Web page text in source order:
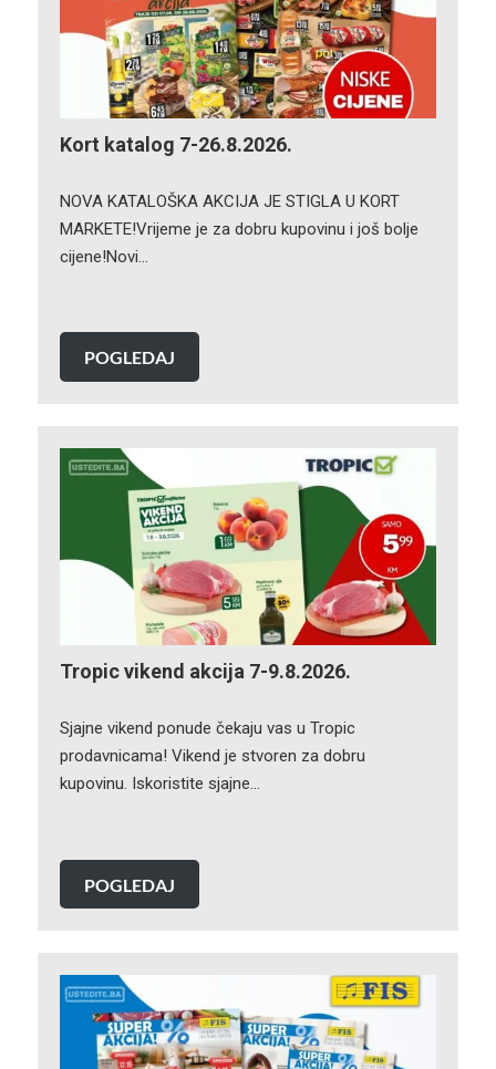
Kort katalog 7-26.8.2026.
NOVA KATALOŠKA AKCIJA JE STIGLA U KORT
MARKETE!Vrijeme je za dobru kupovinu i još bolje
cijene!Novi…
POGLEDAJ
Tropic vikend akcija 7-9.8.2026.
Sjajne vikend ponude čekaju vas u Tropic
prodavnicama! Vikend je stvoren za dobru
kupovinu. Iskoristite sjajne…
POGLEDAJ